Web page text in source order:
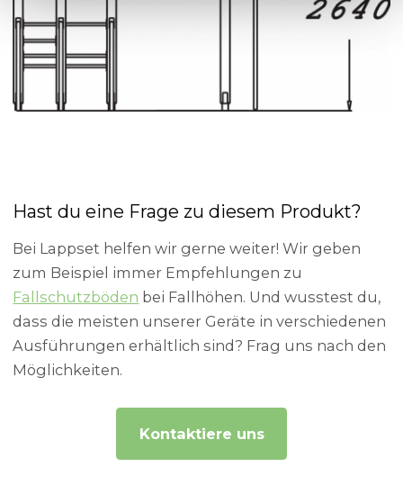
Hast du eine Frage zu diesem Produkt?
Bei Lappset helfen wir gerne weiter! Wir geben
zum Beispiel immer Empfehlungen zu
Fallschutzböden bei Fallhöhen. Und wusstest du,
dass die meisten unserer Geräte in verschiedenen
Ausführungen erhältlich sind? Frag uns nach den
Möglichkeiten.
Kontaktiere uns